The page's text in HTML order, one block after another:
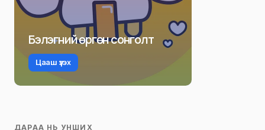
Бэлэгний өргөн сонголт
Цааш үзэх
ДАРАА НЬ УНШИХ